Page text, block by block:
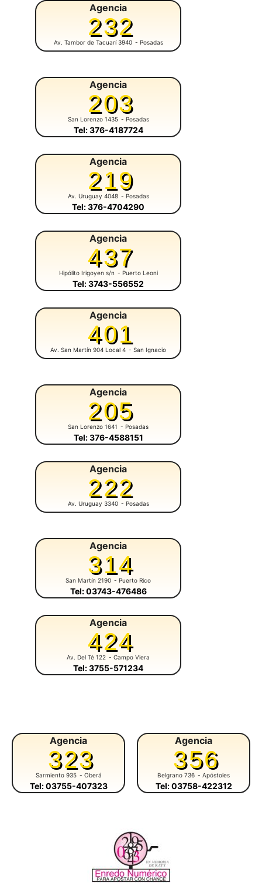
Agencia
232
Av. Tambor de Tacuarí 3940 - Posadas
Agencia
203
San Lorenzo 1435 - Posadas
Tel: 376-4187724
Agencia
219
Av. Uruguay 4048 - Posadas
Tel: 376-4704290
Agencia
437
Hipólito Irigoyen s/n - Puerto Leoni
Tel: 3743-556552
Agencia
401
Av. San Martín 904 Local 4 - San Ignacio
Agencia
205
San Lorenzo 1641 - Posadas
Tel: 376-4588151
Agencia
222
Av. Uruguay 3340 - Posadas
Agencia
314
San Martín 2190 - Puerto Rico
Tel: 03743-476486
Agencia
424
Av. Del Té 122 - Campo Viera
Tel: 3755-571234
Agencia
323
Sarmiento 935 - Oberá
Tel: 03755-407323
Agencia
356
Belgrano 736 - Apóstoles
Tel: 03758-422312